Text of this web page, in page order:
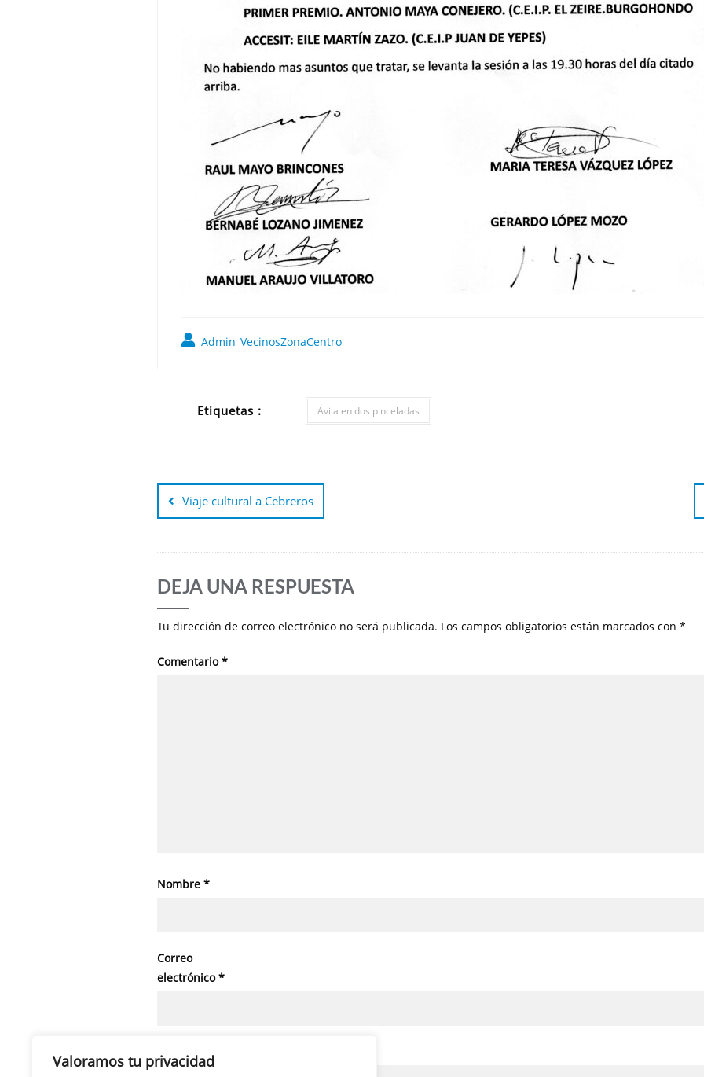
Valoramos tu privacidad
Admin_VecinosZonaCentro
Etiquetas : Ávila en dos pinceladas
deViaje cultural a Cebreros
DEJA UNA RESPUESTA
Tu dirección de correo electrónico no será publicada. Los campos obligatorios están marcados con *
Comentario*
Nombre *
Correo
electrónico*